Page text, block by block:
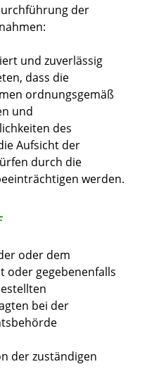
der
und zuverlässig
dass die
ordnungsgemäß
und
des
Aufsicht der
durch die
werden.
oder dem
oder gegebenenfalls
bei der
der zuständigen